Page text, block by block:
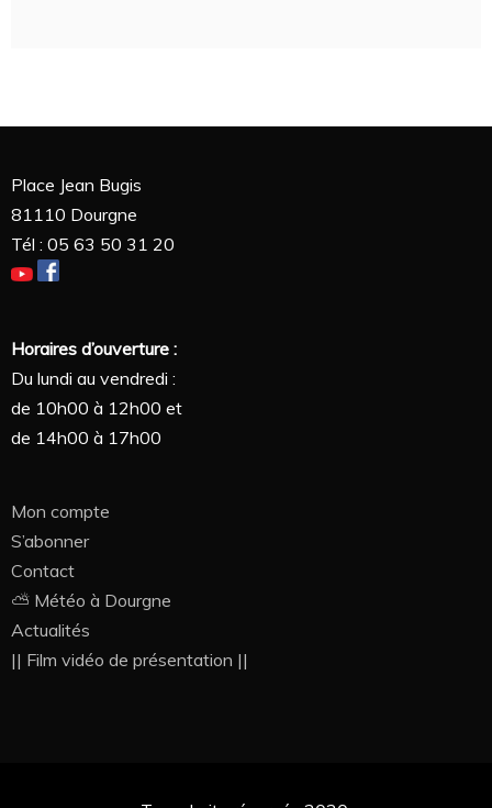
Place Jean Bugis
81110 Dourgne
Tél : 05 63 50 31 20
Horaires d’ouverture :
Du lundi au vendredi :
de 10h00 à 12h00 et
de 14h00 à 17h00
Mon compte
S’abonner
Contact
⛅ Météo à Dourgne
Actualités
|| Film vidéo de présentation ||